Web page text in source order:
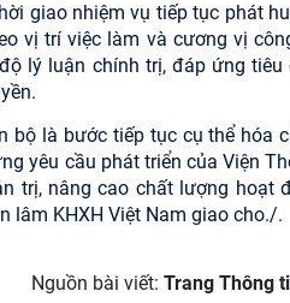
giao nhiệm vụ tiếp tục phát
vị trí việc làm và cương vị
lý luận chính trị, đáp ứng
bộ là bước tiếp tục cụ thể hóa
yêu cầu phát triển của Viện
trị, nâng cao chất lượng hoạt
lâm KHXH Việt Nam giao cho./.
Nguồn bài viết: Trang Thông